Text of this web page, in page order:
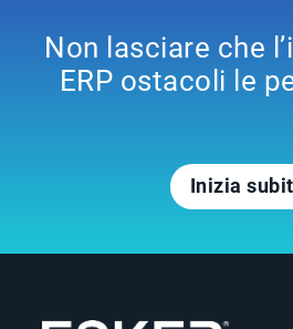
Non lasciare che
ERP ostacoli le
Inizia